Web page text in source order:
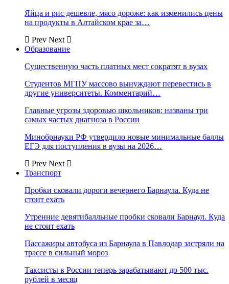
Яйца и рис дешевле, мясо дороже: как изменились цены
на продукты в Алтайском крае за…
Prev Next
Образование
Существенную часть платных мест сократят в вузах
Студентов МГПУ массово вынуждают перевестись в
другие университеты. Комментарий…
Главные угрозы здоровью школьников: названы три
самых частых диагноза в России
Минобрнауки РФ утвердило новые минимальные баллы
ЕГЭ для поступления в вузы на 2026…
Prev Next
Транспорт
Пробки сковали дороги вечернего Барнаула. Куда не
стоит ехать
Утренние девятибалльные пробки сковали Барнаул. Куда
не стоит ехать
Пассажиры автобуса из Барнаула в Павлодар застряли на
трассе в сильный мороз
Таксисты в России теперь зарабатывают до 500 тыс.
рублей в месяц